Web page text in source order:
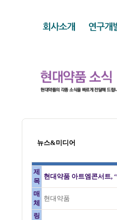
뉴스&미디어
제
목
현대약품 아트엠콘서트,
매
체
현대약품
링